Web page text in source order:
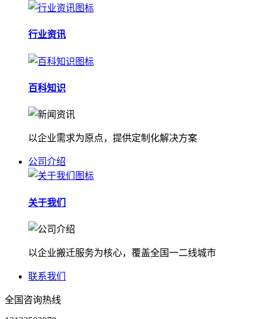
行业资讯
百科知识
以企业需求为原点，提供定制化解决方案
公司介绍
关于我们
以企业搬迁服务为核心，覆盖全国一二线城市
联系我们
全国咨询热线